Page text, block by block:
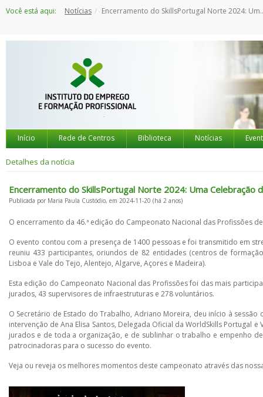
paraVocê está aqui: Notícias Encerramento do SkillsPortugal Norte 2024: Uma Celebração de Excelência e Talento
Início Rede de Centros Biblioteca Notícias
Detalhes da notícia
Encerramento do SkillsPortugal Norte 2024: Uma Celebração
Publicada por Maria Paula Custódio, em 2024-11-20 (há 2 anos)
O encerramento da 46.ª edição do Campeonato Nacional das Profissões
O evento contou com a presença de 1400 pessoas e foi transmitido em
reuniu 433 participantes, oriundos de 82 entidades (centros de
Lisboa e Vale do Tejo, Alentejo, Algarve, Açores e Madeira).
Esta edição do Campeonato Nacional das Profissões foi das mais
jurados, 43 supervisores de infraestruturas e 278 voluntários.
O Secretário de Estado do Trabalho, Adriano Moreira, deu início à
intervenção de Ana Elisa Santos, Delegada Oficial da WorldSkills Portugal
jurados e de toda a organização, e de sublinhar o trabalho e empenho
patrocinadoras para o sucesso do evento.
Veja ou reveja os melhores momentos deste campeonato através das